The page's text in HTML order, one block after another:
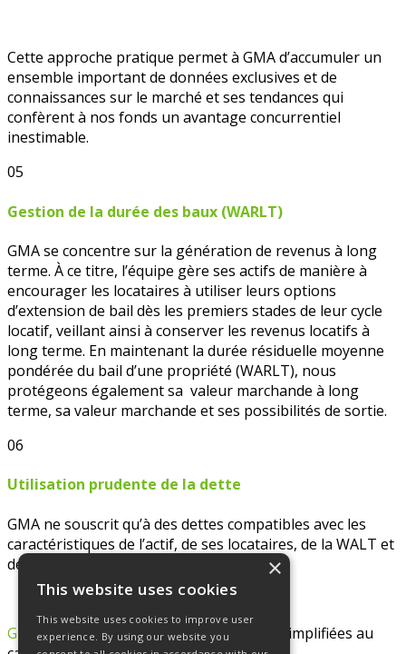
Cette approche pratique permet à GMA d’accumuler un
ensemble important de données exclusives et de
connaissances sur le marché et ses tendances qui
confèrent à nos fonds un avantage concurrentiel
inestimable.
05
Gestion de la durée des baux (WARLT)
GMA se concentre sur la génération de revenus à long
terme. À ce titre, l’équipe gère ses actifs de manière à
encourager les locataires à utiliser leurs options
d’extension de bail dès les premiers stades de leur cycle
locatif, veillant ainsi à conserver les revenus locatifs à
long terme. En maintenant la durée résiduelle moyenne
pondérée du bail d’une propriété (WARLT), nous
protégeons également sa valeur marchande à long
terme, sa valeur marchande et ses possibilités de sortie.
06
Utilisation prudente de la dette
GMA ne souscrit qu’à des dettes compatibles avec les
caractéristiques de l’actif, de ses locataires, de la WALT et
de sa stratégie à long terme.
GREENMAN ARTH– Société par Actions Simplifiées au
This website uses cookies
This website uses cookies to improve user
experience. By using our website you
×